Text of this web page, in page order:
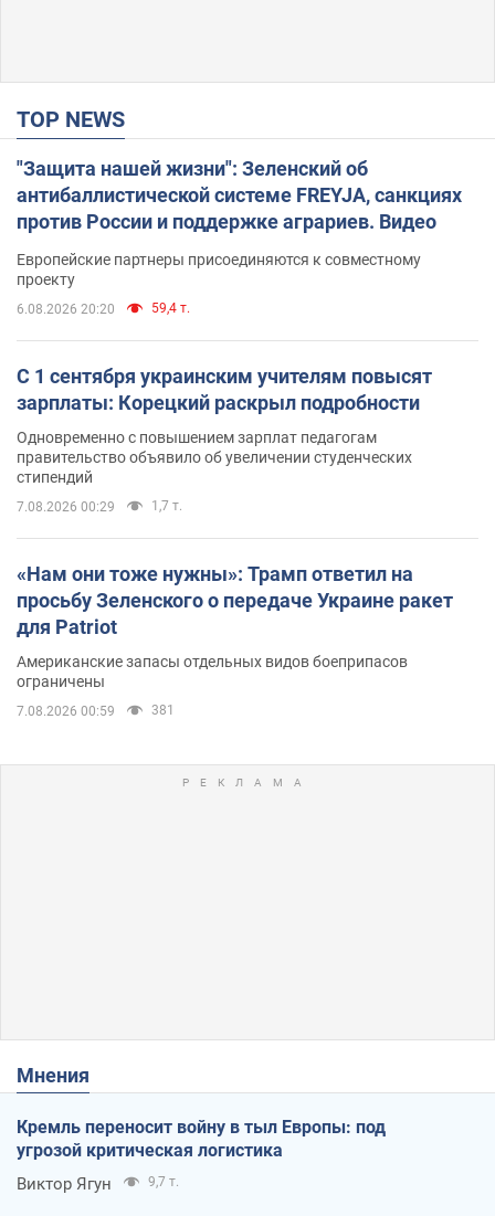
TOP NEWS
"Защита нашей жизни": Зеленский об
антибаллистической системе FREYJA, санкциях
против России и поддержке аграриев. Видео
Европейские партнеры присоединяются к совместному
проекту
6.08.2026 20:20 59,4 т.
С 1 сентября украинским учителям повысят
зарплаты: Корецкий раскрыл подробности
Одновременно с повышением зарплат педагогам
правительство объявило об увеличении студенческих
стипендий
7.08.2026 00:29 1,7 т.
«Нам они тоже нужны»: Трамп ответил на
просьбу Зеленского о передаче Украине ракет
для Patriot
Американские запасы отдельных видов боеприпасов
ограничены
7.08.2026 00:59 381
Мнения
Кремль переносит войну в тыл Европы: под
угрозой критическая логистика
Виктор Ягун 9,7 т.